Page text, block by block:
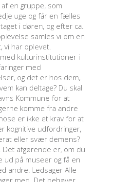
en gruppe, som
uge og får en fælles
i døren, og efter ca.
samles vi om en
vi har oplevet.
kulturinstitutioner i
med
og det er hos dem,
kan deltage? Du skal
Kommune for at
komme fra andre
er ikke et krav for at
kognitive udfordringer,
eller svær demens?
Det afgørende er, om du
ud på museer og få en
andre. Ledsager Alle